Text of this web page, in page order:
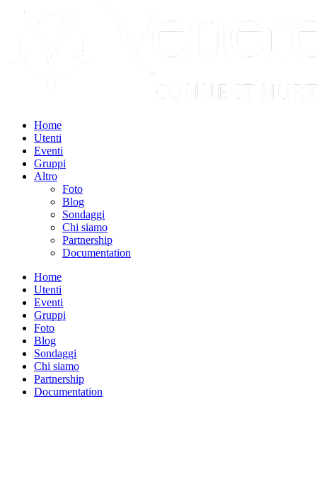
Home
Utenti
Eventi
Gruppi
Altro
Foto
Blog
Sondaggi
Chi siamo
Partnership
Documentation
Home
Utenti
Eventi
Gruppi
Foto
Blog
Sondaggi
Chi siamo
Partnership
Documentation